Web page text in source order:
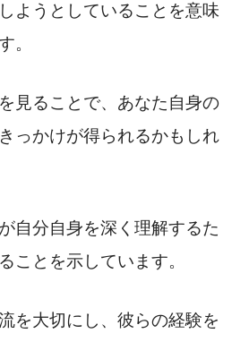
ようとしていることを意味
。
見ることで、あなた自身の
っかけが得られるかもしれ
自分自身を深く理解するた
ことを示しています。
を大切にし、彼らの経験を